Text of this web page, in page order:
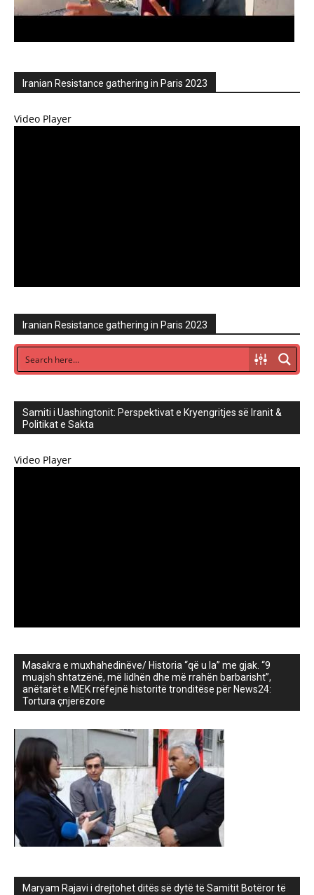
Iranian Resistance gathering in Paris 2023
Video Player
Iranian Resistance gathering in Paris 2023
Samiti i Uashingtonit: Perspektivat e Kryengritjes së Iranit &
Politikat e Sakta
Video Player
Masakra e muxhahedinëve/ Historia “që u la” me gjak. “9
muajsh shtatzënë, më lidhën dhe më rrahën barbarisht”,
anëtarët e MEK rrëfejnë historitë tronditëse për News24:
Tortura çnjerëzore
Maryam Rajavi i drejtohet ditës së dytë të Samitit Botëror të